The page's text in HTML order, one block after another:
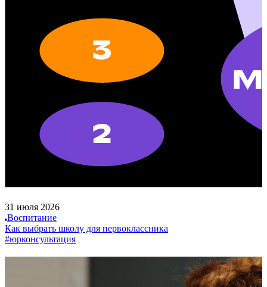
31 июля 2026
Воспитание
Как выбрать школу для первоклассника
#юрконсультация